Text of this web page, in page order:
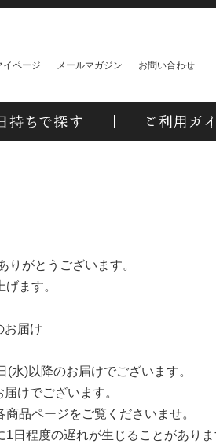
イページ メールマガジン お問い合わせ
がとうございます。
ます。
お届け
)以降のお届けでございます。
けでございます。
品ページをご覧くださいませ。
日程度の遅れが生じることがありま